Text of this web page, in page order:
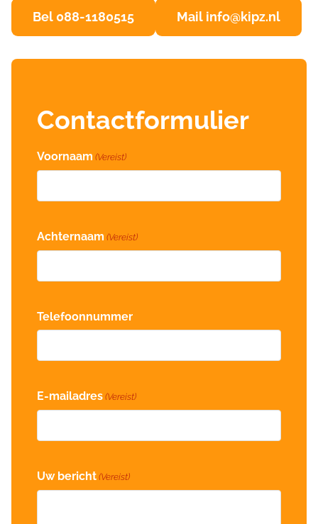
Bel 088-1180515 Mail info@kipz.nl
Contactformulier
Voornaam (Vereist)
Achternaam (Vereist)
Telefoonnummer
E-mailadres (Vereist)
Uw bericht (Vereist)